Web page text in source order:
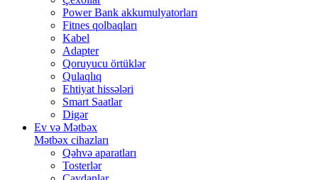
Power Bank akkumulyatorları
Fitnes qolbaqları
Kabel
Adapter
Qoruyucu örtüklər
Qulaqlıq
Ehtiyat hissələri
Smart Saatlar
Digər
Ev və Mətbəx
Mətbəx cihazları
Qəhvə aparatları
Tosterlər